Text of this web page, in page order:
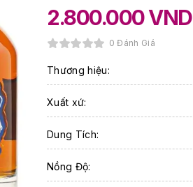
2.800.000VND
0 Đánh Giá
Thương hiệu:
Xuất xứ:
Dung Tích:
Nồng Độ: